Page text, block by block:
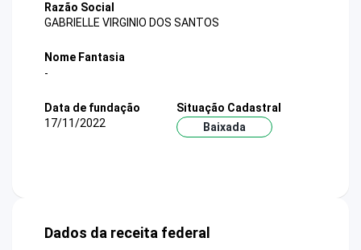
Razão Social
GABRIELLE VIRGINIO DOS SANTOS
Nome Fantasia
-
Data de fundação
17/11/2022
Situação Cadastral
Baixada
Dados da receita federal